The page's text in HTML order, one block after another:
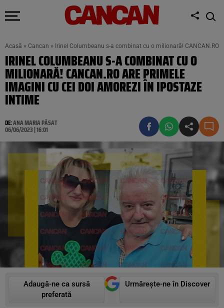
Acasă » Cancan » Irinel Columbeanu s-a combinat cu o milionară!
IRINEL COLUMBEANU S-A COMBINAT CU O
MILIONARĂ! CANCAN.RO ARE PRIMELE
IMAGINI CU CEI DOI AMOREZI ÎN IPOSTAZE
INTIME
DE:ANA MARIA PĂSAT
06/06/2023 | 16:01
Adaugă-ne ca sursă
preferată
Urmărește-ne în Discover